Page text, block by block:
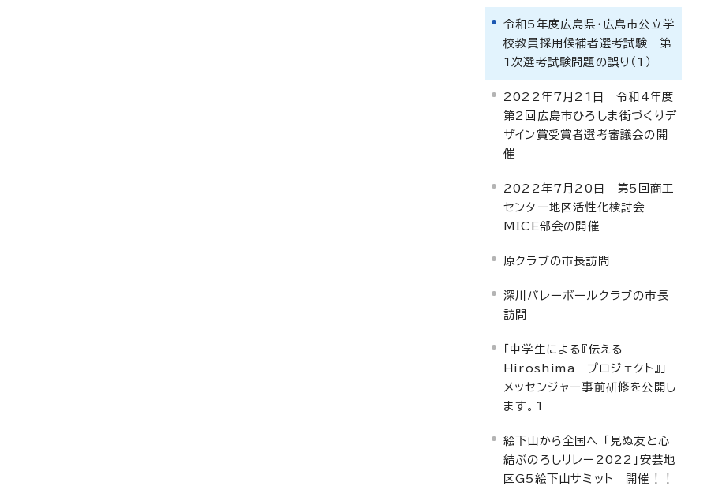
令和5年度広島県・広島市公立学
校教員採用候補者選考試験 第
1次選考試験問題の誤り（1）
2022年7月21日 令和4年度
第2回広島市ひろしま街づくりデ
ザイン賞受賞者選考審議会の開
催
2022年7月20日 第5回商工
センター地区活性化検討会
MICE部会の開催
原クラブの市長訪問
深川バレーボールクラブの市長
訪問
「中学生による『伝える
Hiroshima プロジェクト』」
メッセンジャー事前研修を公開し
ます。1
絵下山から全国へ 「見ぬ友と心
結ぶのろしリレー2022」安芸地
区G5絵下山サミット 開催！！